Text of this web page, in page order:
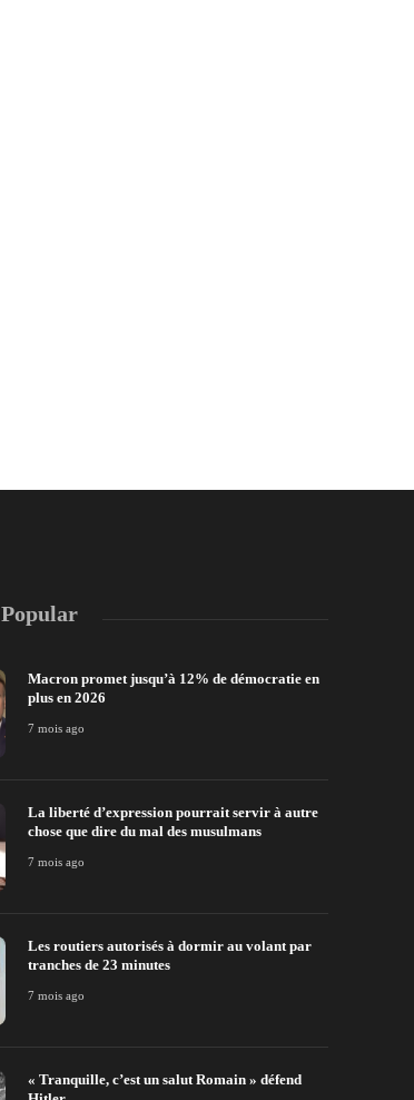
Popular
Macron promet jusqu’à 12% de démocratie en
plus en 2026
7 mois ago
La liberté d’expression pourrait servir à autre
chose que dire du mal des musulmans
7 mois ago
Les routiers autorisés à dormir au volant par
tranches de 23 minutes
7 mois ago
« Tranquille, c’est un salut Romain » défend